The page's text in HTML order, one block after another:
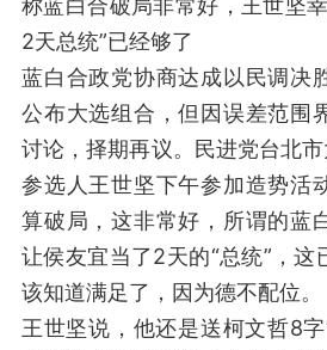
称蓝白合破局非常好，王世坚
2天总统”已经够了
蓝白合政党协商达成以民调决
公布大选组合，但因误差范围
讨论，择期再议。民进党台北
参选人王世坚下午参加造势活
算破局，这非常好，所谓的蓝
让侯友宜当了2天的“总统”，这
该知道满足了，因为德不配位。
王世坚说，他还是送柯文哲8